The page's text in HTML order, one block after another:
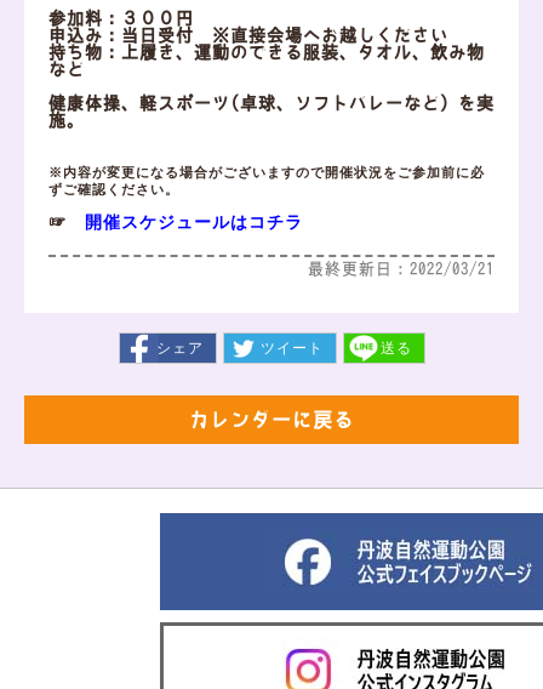
参加料：３００円
申込み：当日受付 ※直接会場へお越しください
持ち物：上履き、運動のできる服装、タオル、飲み物
など
健康体操、軽スポーツ(卓球、ソフトバレーなど）を実
施。
※内容が変更になる場合がございますので開催状況をご参加前に必
ずご確認ください。
☞ 開催スケジュールはコチラ
最終更新日：2022/03/21
シェア ツイート 送る
カレンダーに戻る